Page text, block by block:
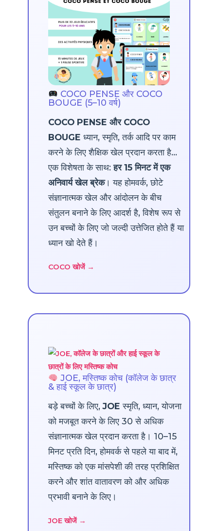
COCO PENSE और COCO
BOUGE (5–10 वर्ष)
COCO PENSE और COCO
BOUGE ध्यान, स्मृति, तर्क आदि पर काम
करने के लिए शैक्षिक खेल प्रदान करता है...
एक विशेषता के साथ:हर 15 मिनट में एक
अनिवार्य खेल ब्रेक। यह होमवर्क, छोटे
संज्ञानात्मक खेल और आंदोलन के बीच
संतुलन बनाने के लिए आदर्श है, विशेष रूप से
उन बच्चों के लिए जो जल्दी उत्तेजित होते हैं या
ध्यान खो देते हैं।
COCO खोजें →
JOE, मस्तिष्क कोच (कॉलेज के छात्र
& हाई स्कूल के छात्र)
बड़े बच्चों के लिए,JOE स्मृति, ध्यान, योजना
को मजबूत करने के लिए 30 से अधिक
संज्ञानात्मक खेल प्रदान करता है। 10–15
मिनट प्रति दिन, होमवर्क से पहले या बाद में,
मस्तिष्क को एक मांसपेशी की तरह प्रशिक्षित
करने और शांत वातावरण को और अधिक
प्रभावी बनाने के लिए।
JOE खोजें →